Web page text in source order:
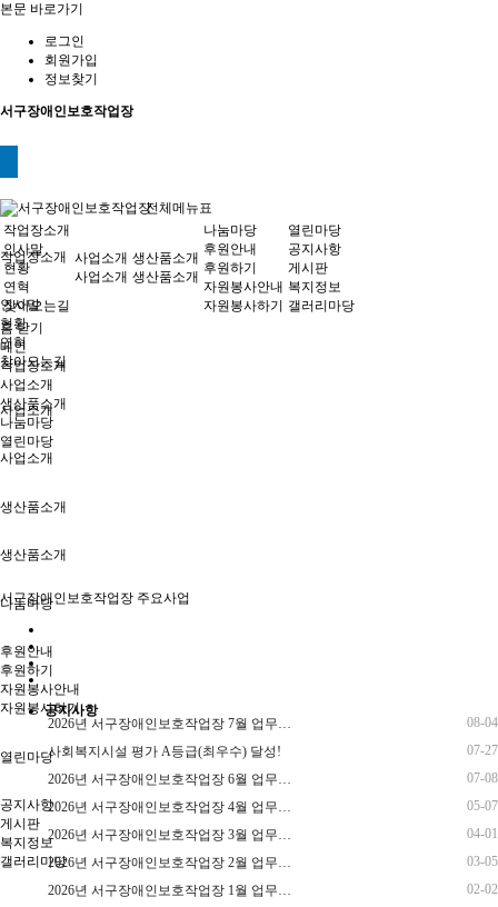
본문 바로가기
로그인
회원가입
정보찾기
서구장애인보호작업장
작업장소개
인사말
현황
연혁
찾아오는길
사업소개
사업소개
생산품소개
생산품소개
나눔마당
후원안내
후원하기
자원봉사안내
자원봉사하기
열린마당
공지사항
게시판
복지정보
갤러리마당
전체메뉴표
작업장소개
인사말
현황
연혁
찾아오는길
사업소개
사업소개
생산품소개
생산품소개
나눔마당
후원안내
후원하기
자원봉사안내
자원봉사하기
열린마당
공지사항
게시판
복지정보
갤러리마당
홈 닫기
메인
작업장소개
사업소개
생산품소개
나눔마당
열린마당
서구장애인보호작업장 주요사업
공지사항
2026년 서구장애인보호작업장 7월 업무…
08-04
사회복지시설 평가 A등급(최우수) 달성!
07-27
2026년 서구장애인보호작업장 6월 업무…
07-08
2026년 서구장애인보호작업장 4월 업무…
05-07
2026년 서구장애인보호작업장 3월 업무…
04-01
2026년 서구장애인보호작업장 2월 업무…
03-05
2026년 서구장애인보호작업장 1월 업무…
02-02